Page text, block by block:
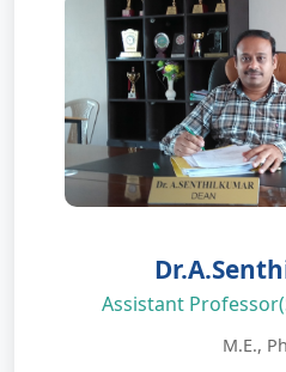
Assistant
M.E.,